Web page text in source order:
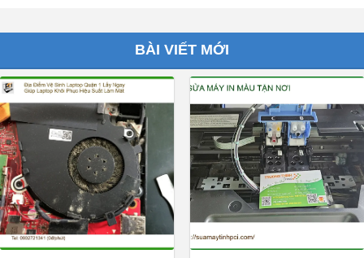
BÀI VIẾT MỚI